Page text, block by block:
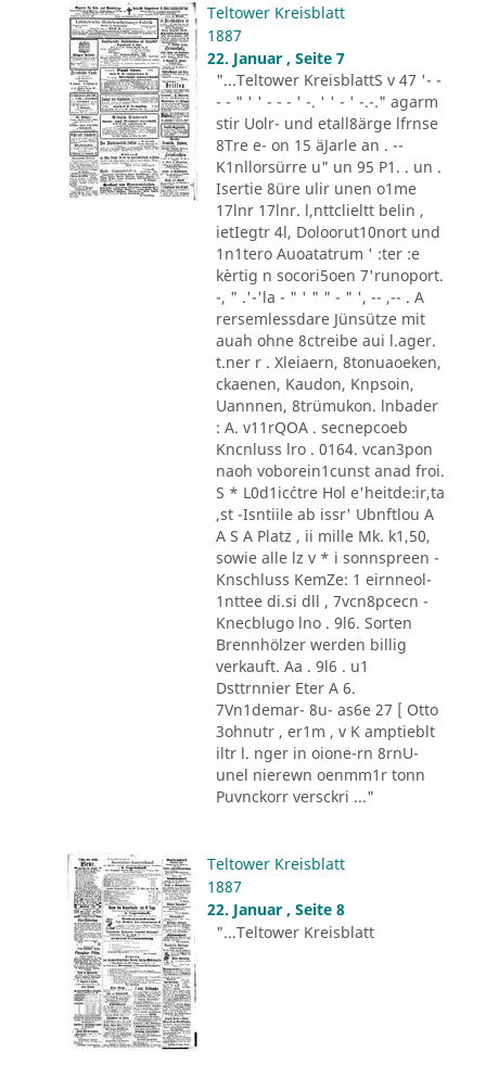
Teltower Kreisblatt
1887
22. Januar , Seite 7
"...Teltower KreisblattS v 47 '- -
- - " ' ' - - - ' -. ' ' - ' -.-." agarm
stir Uolr- und etall8ärge lfrnse
8Tre e- on 15 äJarle an . --
K1nllorsürre u" un 95 P1. . un .
Isertie 8üre ulir unen o1me
17lnr 17lnr. l,nttclieltt belin ,
ietIegtr 4l, Doloorut10nort und
1n1tero Auoatatrum ' :ter :e
kèrtig n socori5oen 7'runoport.
-, " .'-'la - " ' " " - " ', -- ,-- . A
rersemlessdare Jünsütze mit
auah ohne 8ctreibe aui l.ager.
t.ner r . Xleiaern, 8tonuaoeken,
ckaenen, Kaudon, Knpsoin,
Uannnen, 8trümukon. lnbader
: A. v11rQOA . secnepcoeb
Kncnluss lro . 0164. vcan3pon
naoh voborein1cunst anad froi.
S * L0d1ic´ctre Hol e'heitde:ir,ta
,st -Isntiile ab issr' Ubnftlou A
A S A Platz , ii mille Mk. k1,50,
sowie alle lz v * i sonnspreen -
Knschluss KemZe: 1 eirnneol-
1nttee di.si dll , 7vcn8pcecn -
Knecblugo lno . 9l6. Sorten
Brennhölzer werden billig
verkauft. Aa . 9l6 . u1
Dsttrnnier Eter A 6.
7Vn1demar- 8u- as6e 27 [ Otto
3ohnutr , er1m , v K amptieblt
iltr l. nger in oione-rn 8rnU-
unel nierewn oenmm1r tonn
Puvnckorr versckri ..."
Teltower Kreisblatt
1887
22. Januar , Seite 8
"...Teltower Kreisblatt